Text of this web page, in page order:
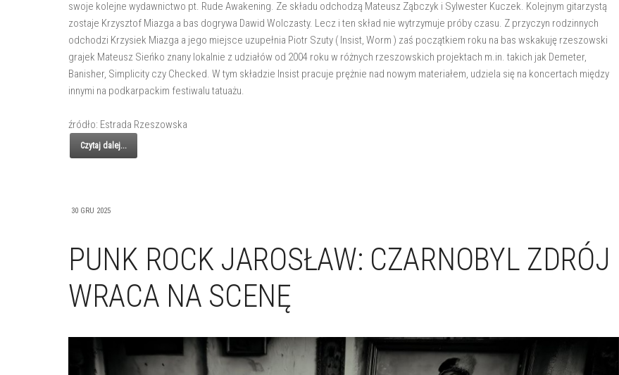
swoje kolejne wydawnictwo pt. Rude Awakening. Ze składu odchodzą Mateusz Ząbczyk i Sylwester Kuczek. Kolejnym gitarzystą
zostaje Krzysztof Miazga a bas dogrywa Dawid Wolczasty. Lecz i ten skład nie wytrzymuje próby czasu. Z przyczyn rodzinnych
odchodzi Krzysiek Miazga a jego miejsce uzupełnia Piotr Szuty ( Insist, Worm ) zaś początkiem roku na bas wskakuję rzeszowski
grajek Mateusz Sieńko znany lokalnie z udziałów od 2004 roku w różnych rzeszowskich projektach m.in. takich jak Demeter,
Banisher, Simplicity czy Checked. W tym składzie Insist pracuje prężnie nad nowym materiałem, udziela się na koncertach między
innymi na podkarpackim festiwalu tatuażu.
źródło: Estrada Rzeszowska
Czytaj dalej...
30 GRU 2025
PUNK ROCK JAROSŁAW: CZARNOBYL ZDRÓJ
WRACA NA SCENĘ